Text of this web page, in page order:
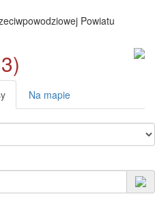
Powiatu
Na mapie